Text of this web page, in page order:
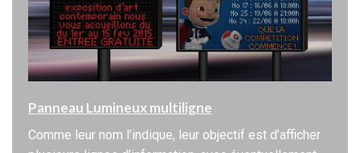
Panneau Lumineux multiligne
Comme leur nom l’indique, leur objectif est d’afficher